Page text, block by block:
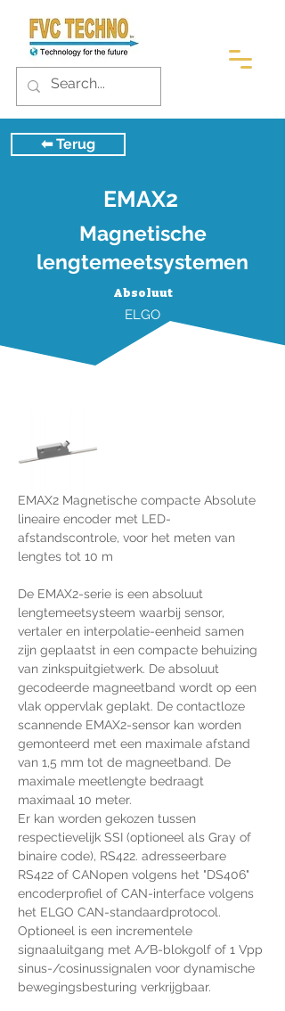
⬅︎ Terug
EMAX2
Magnetische
lengtemeetsystemen
Absoluut
ELGO
EMAX2 Magnetische compacte Absolute
lineaire encoder met LED-
afstandscontrole, voor het meten van
lengtes tot 10 m
De EMAX2-serie is een absoluut
lengtemeetsysteem waarbij sensor,
vertaler en interpolatie-eenheid samen
zijn geplaatst in een compacte behuizing
van zinkspuitgietwerk. De absoluut
gecodeerde magneetband wordt op een
vlak oppervlak geplakt. De contactloze
scannende EMAX2-sensor kan worden
gemonteerd met een maximale afstand
van 1,5 mm tot de magneetband. De
maximale meetlengte bedraagt ​​
maximaal 10 meter.
Er kan worden gekozen tussen
respectievelijk SSI (optioneel als Gray of
binaire code), RS422. adresseerbare
RS422 of CANopen volgens het "DS406"
encoderprofiel of CAN-interface volgens
het ELGO CAN-standaardprotocol.
Optioneel is een incrementele
signaaluitgang met A/B-blokgolf of 1 Vpp
sinus-/cosinussignalen voor dynamische
bewegingsbesturing verkrijgbaar.